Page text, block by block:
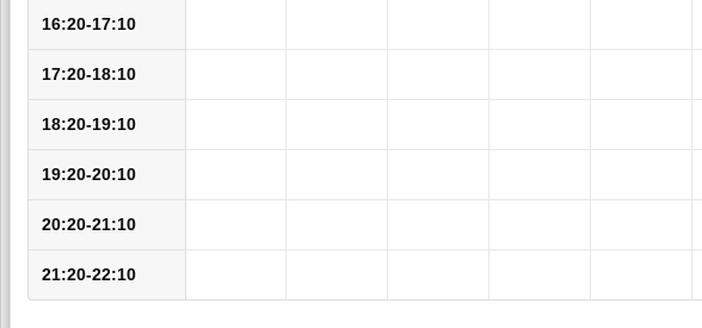
16:20-17:10
17:20-18:10
18:20-19:10
19:20-20:10
20:20-21:10
21:20-22:10